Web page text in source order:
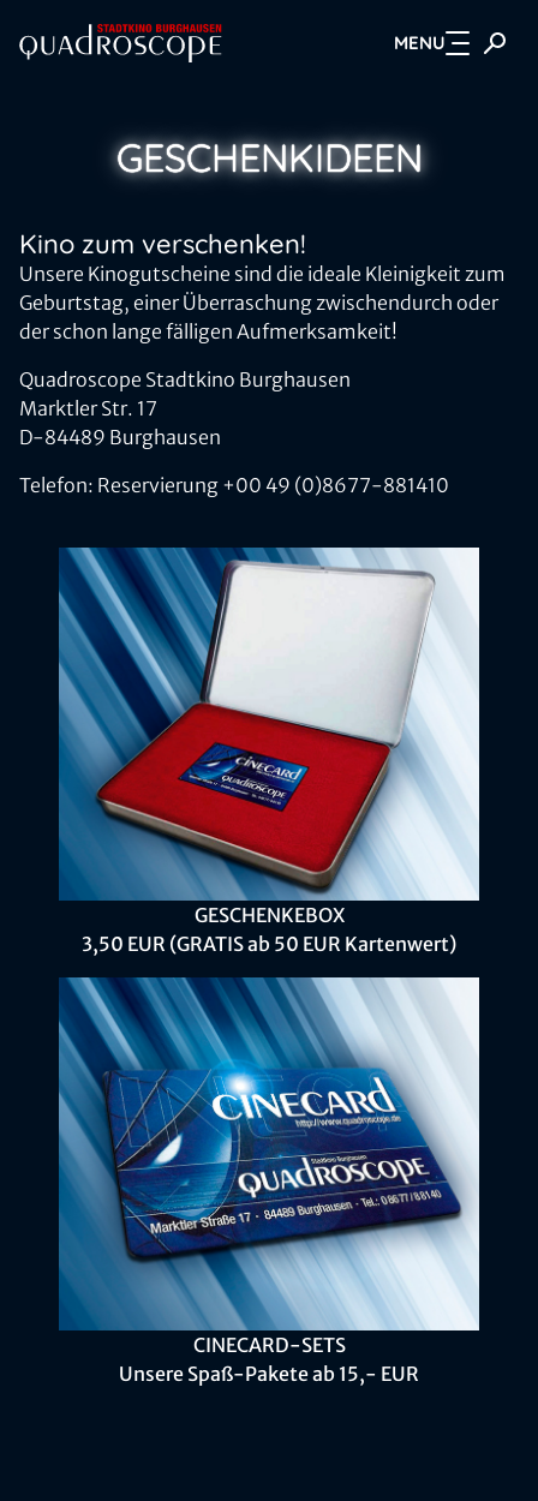
Zum Hauptinhalt springen MENU
GESCHENKIDEEN
Kino zum verschenken!
Unsere Kinogutscheine sind die ideale Kleinigkeit zum
Geburtstag, einer Überraschung zwischendurch oder
der schon lange fälligen Aufmerksamkeit!
Quadroscope Stadtkino Burghausen
Marktler Str. 17
D-84489 Burghausen
Telefon: Reservierung +00 49 (0)8677-881410
GESCHENKEBOX
3,50 EUR (GRATIS ab 50 EUR Kartenwert)
CINECARD-SETS
Unsere Spaß-Pakete ab 15,- EUR